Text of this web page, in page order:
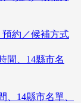
約／候補方式
、14縣市名單、